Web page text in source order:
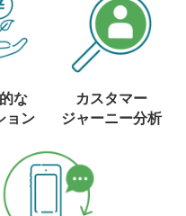
な
ョン
カスタマー
ジャーニー分析